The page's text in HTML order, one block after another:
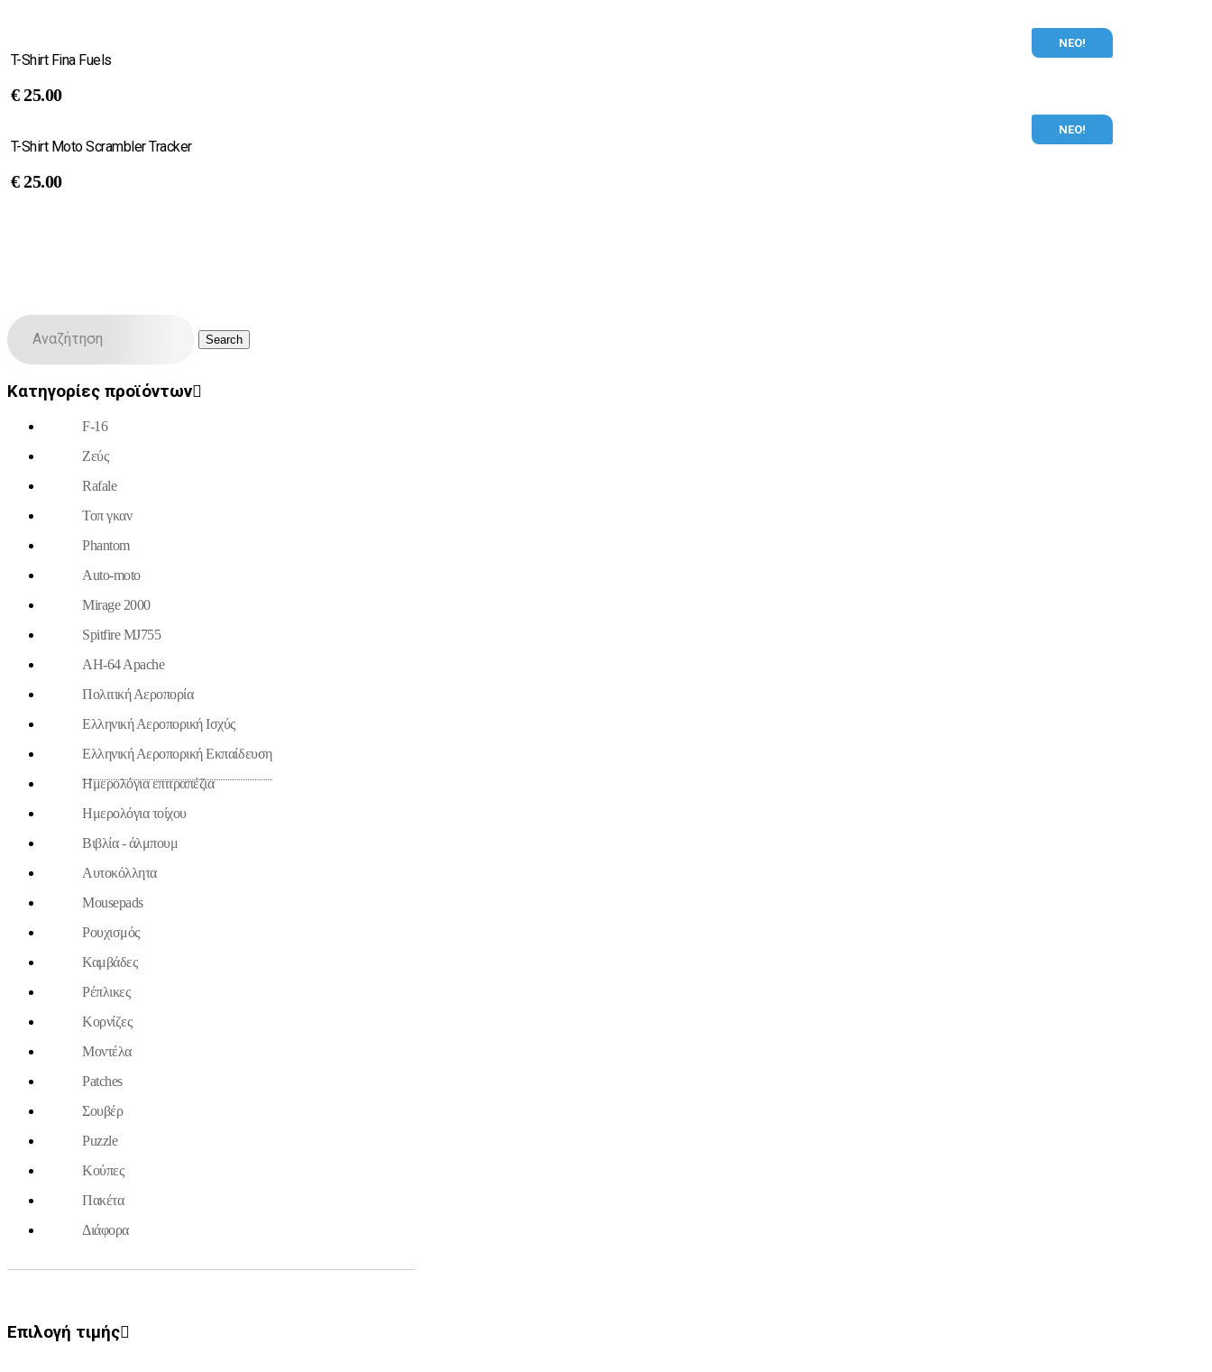
ΝΕΟ!
T-Shirt Fina Fuels
€ 25.00
ΝΕΟ!
T-Shirt Moto Scrambler Tracker
€ 25.00
Κατηγορίες προϊόντων
F-16
Ζεύς
Rafale
Τοπ γκαν
Phantom
Auto-moto
Mirage 2000
Spitfire MJ755
AH-64 Apache
Πολιτική Αεροπορία
Ελληνική Αεροπορική Ισχύς
Ελληνική Αεροπορική Εκπαίδευση
Ημερολόγια επιτραπέζια
Ημερολόγια τοίχου
Βιβλία - άλμπουμ
Aυτοκόλλητα
Mousepads
Ρουχισμός
Καμβάδες
Ρέπλικες
Κορνίζες
Μοντέλα
Patches
Σουβέρ
Puzzle
Κούπες
Πακέτα
Διάφορα
Επιλογή τιμής